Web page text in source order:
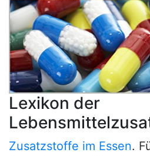
Lexikon der
Zusatzstoffe im Essen.